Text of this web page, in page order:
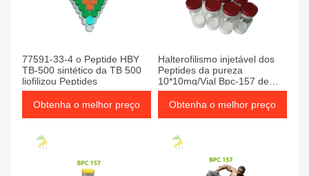
77591-33-4 o Peptide HBY
TB-500 sintético da TB 500
liofilizou Peptides
Obtenha o melhor preço
Halterofilismo injetável dos
Peptides da pureza
10*10mg/Vial Bpc-157 de
99% para a venda
Obtenha o melhor preço